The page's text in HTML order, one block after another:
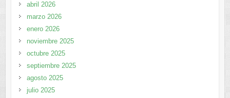
abril 2026
marzo 2026
enero 2026
noviembre 2025
octubre 2025
septiembre 2025
agosto 2025
julio 2025